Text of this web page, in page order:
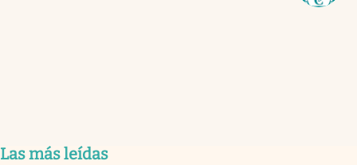
Las más leídas